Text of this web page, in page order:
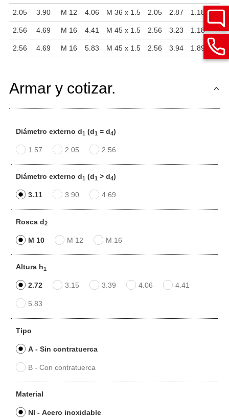
2.05 3.90 M 12 4.06 M 36 x 1.5 2.05 2.87 1.18
2.56 4.69 M 16 4.41 M 45 x 1.5 2.56 3.23 1.18
2.56 4.69 M 16 5.83 M 45 x 1.5 2.56 3.94 1.89
Armar y cotizar.
Diámetro externo d1 (d1 = d4)
1.57 2.05 2.56
Diámetro externo d1 (d1 > d4)
3.11 3.90 4.69
Rosca d2
M 10 M 12 M 16
Altura h1
2.72 3.15 3.39 4.06 4.41
5.83
Tipo
A - Sin contratuerca
B - Con contratuerca
Material
NI - Acero inoxidable